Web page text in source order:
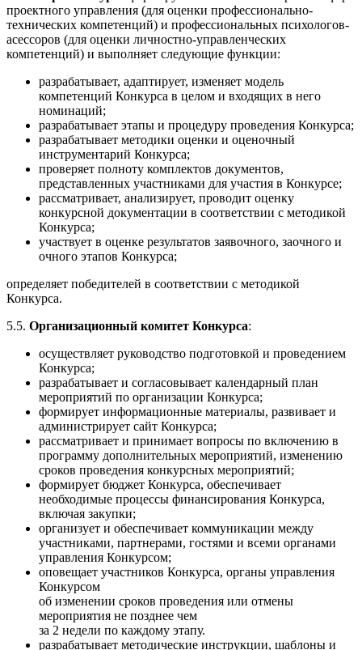
проектного управления (для оценки профессионально-
технических компетенций) и профессиональных психологов-
асессоров (для оценки личностно-управленческих
компетенций) и выполняет следующие функции:
разрабатывает, адаптирует, изменяет модель
компетенций Конкурса в целом и входящих в него
номинаций;
разрабатывает этапы и процедуру проведения Конкурса;
разрабатывает методики оценки и оценочный
инструментарий Конкурса;
проверяет полноту комплектов документов,
представленных участниками для участия в Конкурсе;
рассматривает, анализирует, проводит оценку
конкурсной документации в соответствии с методикой
Конкурса;
участвует в оценке результатов заявочного, заочного и
очного этапов Конкурса;
определяет победителей в соответствии с методикой
Конкурса.
5.5. Организационный комитет Конкурса:
осуществляет руководство подготовкой и проведением
Конкурса;
разрабатывает и согласовывает календарный план
мероприятий по организации Конкурса;
формирует информационные материалы, развивает и
администрирует сайт Конкурса;
рассматривает и принимает вопросы по включению в
программу дополнительных мероприятий, изменению
сроков проведения конкурсных мероприятий;
формирует бюджет Конкурса, обеспечивает
необходимые процессы финансирования Конкурса,
включая закупки;
организует и обеспечивает коммуникации между
участниками, партнерами, гостями и всеми органами
управления Конкурсом;
оповещает участников Конкурса, органы управления
Конкурсом
об изменении сроков проведения или отмены
мероприятия не позднее чем
за 2 недели по каждому этапу.
разрабатывает методические инструкции, шаблоны и